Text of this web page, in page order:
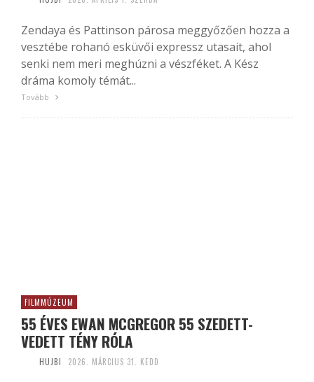
Zendaya és Pattinson párosa meggyőzően hozza a
vesztébe rohanó esküvői expressz utasait, ahol
senki nem meri meghúzni a vészféket. A Kész
dráma komoly témát...
Tovább
FILMMÚZEUM
55 ÉVES EWAN MCGREGOR 55 SZEDETT-
VEDETT TÉNY RÓLA
HUJBI 2026. MÁRCIUS 31. KEDD